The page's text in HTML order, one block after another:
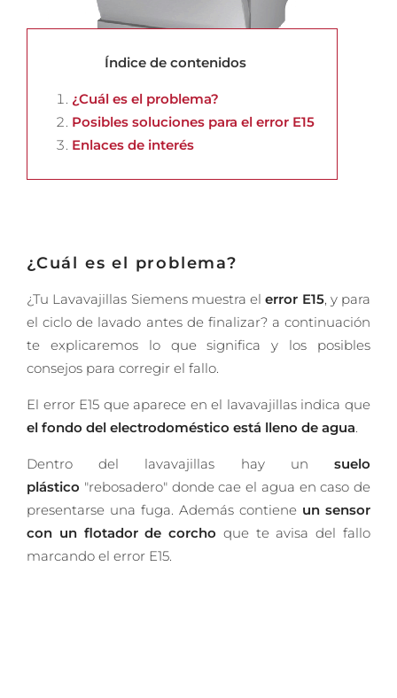
Índice de contenidos
¿Cuál es el problema?
Posibles soluciones para el error E15
Enlaces de interés
¿Cuál es el problema?
¿Tu Lavavajillas Siemens muestra elerror E15, y para
el ciclo de lavado antes de finalizar? a continuación
te explicaremos lo que significa y los posibles
consejos para corregir el fallo.
El error E15 que aparece en el lavavajillas indica que
el fondo del electrodoméstico está lleno de agua.
Dentro del lavavajillas hay un suelo
plástico "rebosadero" donde cae el agua en caso de
presentarse una fuga. Además contiene un sensor
con un flotador de corcho que te avisa del fallo
marcando el error E15.